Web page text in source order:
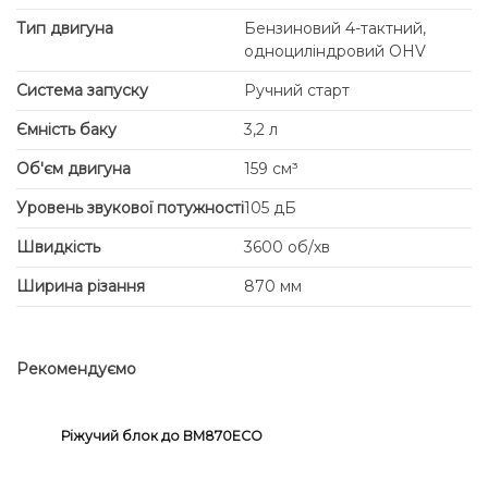
Тип двигуна
Бензиновий 4-тактний,
одноциліндровий OHV
Система запуску
Ручний старт
Ємність баку
3,2 л
Об'єм двигуна
159 cм³
Уровень звукової потужності105 дБ
Швидкість
3600 об/хв
Ширина різання
870 мм
Рекомендуємо
Ріжучий блок до BM870ECO